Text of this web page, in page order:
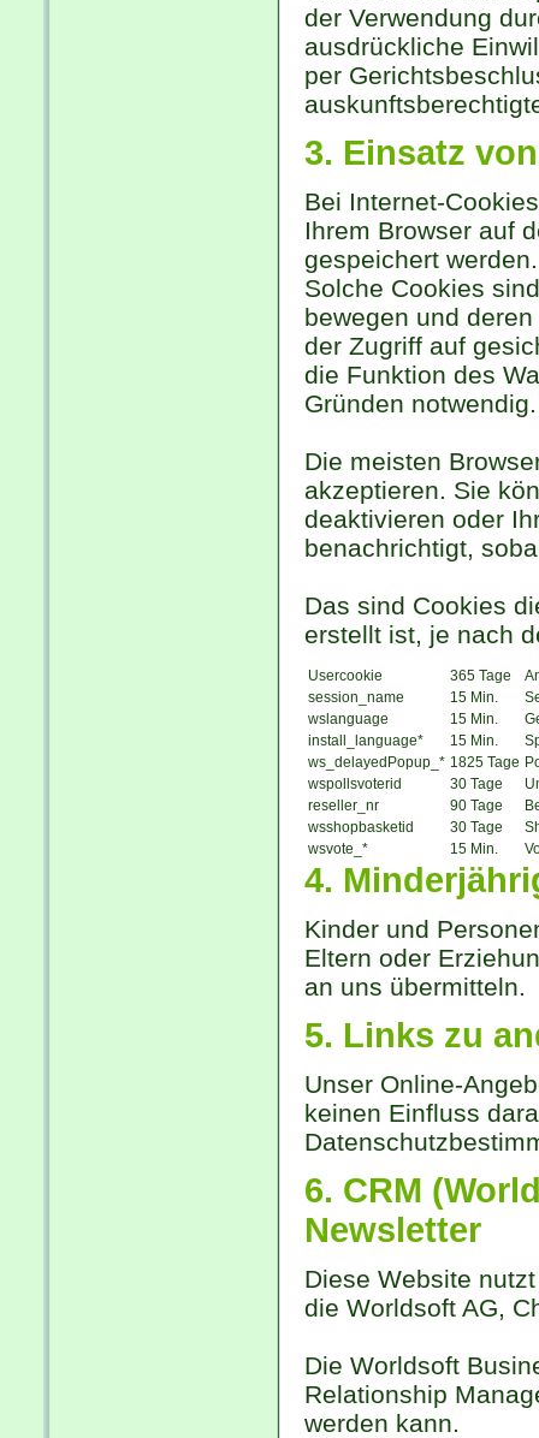
der Verwendung
ausdrückliche
per
3. Einsatz
Bei Internet-
Ihrem Browser auf
gespeichert
Solche Cookies
bewegen und
der Zugriff auf
die Funktion des
Gründen notwendig.
Die meisten
akzeptieren. Sie
deaktivieren oder
benachrichtigt,
Das sind Cookies
erstellt ist, je nach
Usercookie 365 Tage
session_name
15 Min.
wslanguage
15 Min.
install_language*
15 Min.
ws_delayedPopup_* 1825 Tage
wspollsvoterid
30 Tage
reseller_nr
90 Tage
wsshopbasketid
30 Tage
wsvote_*
15 Min.
4.
Kinder und
Eltern oder
an uns übermitteln.
5. Links zu
Unser Online-
keinen Einfluss
6. CRM
Newsletter
Diese Website
die Worldsoft AG,
Die Worldsoft
Relationship
werden kann.